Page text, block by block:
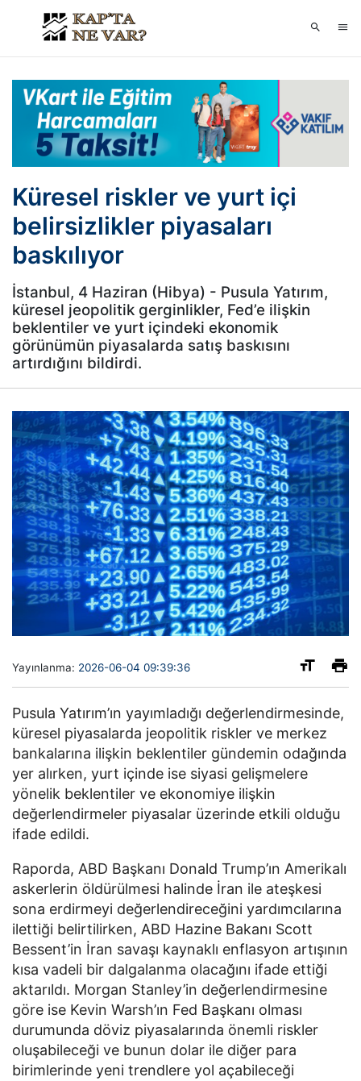
Küresel riskler ve yurt içi
belirsizlikler piyasaları
baskılıyor
İstanbul, 4 Haziran (Hibya) - Pusula Yatırım,
küresel jeopolitik gerginlikler, Fed’e ilişkin
beklentiler ve yurt içindeki ekonomik
görünümün piyasalarda satış baskısını
artırdığını bildirdi.
Yayınlanma: 2026-06-04 09:39:36
Pusula Yatırım’ın yayımladığı değerlendirmesinde,
küresel piyasalarda jeopolitik riskler ve merkez
bankalarına ilişkin beklentiler gündemin odağında
yer alırken, yurt içinde ise siyasi gelişmelere
yönelik beklentiler ve ekonomiye ilişkin
değerlendirmeler piyasalar üzerinde etkili olduğu
ifade edildi.
Raporda, ABD Başkanı Donald Trump’ın Amerikalı
askerlerin öldürülmesi halinde İran ile ateşkesi
sona erdirmeyi değerlendireceğini yardımcılarına
ilettiği belirtilirken, ABD Hazine Bakanı Scott
Bessent’in İran savaşı kaynaklı enflasyon artışının
kısa vadeli bir dalgalanma olacağını ifade ettiği
aktarıldı. Morgan Stanley’in değerlendirmesine
göre ise Kevin Warsh’ın Fed Başkanı olması
durumunda döviz piyasalarında önemli riskler
oluşabileceği ve bunun dolar ile diğer para
birimlerinde yeni trendlere yol açabileceği